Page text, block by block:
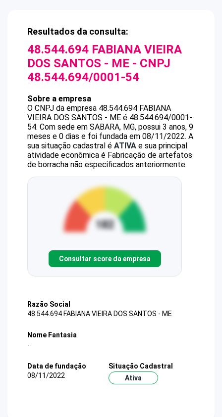
Resultados da consulta:
48.544.694 FABIANA VIEIRA
DOS SANTOS - ME - CNPJ
48.544.694/0001-54
Sobre a empresa
O CNPJ da empresa 48.544.694 FABIANA
VIEIRA DOS SANTOS - ME é 48.544.694/0001-
54. Com sede em SABARA, MG, possui 3 anos, 9
meses e 0 dias e foi fundada em 08/11/2022. A
sua situação cadastral é ATIVA e sua principal
atividade econômica é Fabricação de artefatos
de borracha não especificados anteriormente.
Consultar score da empresa
Razão Social
48.544.694 FABIANA VIEIRA DOS SANTOS - ME
Nome Fantasia
-
Data de fundação
08/11/2022
Situação Cadastral
Ativa